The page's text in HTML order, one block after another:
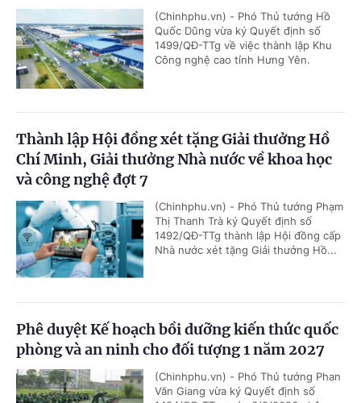
(Chinhphu.vn) - Phó Thủ tướng Hồ
Quốc Dũng vừa ký Quyết định số
1499/QĐ-TTg về việc thành lập Khu
Công nghệ cao tỉnh Hưng Yên.
Thành lập Hội đồng xét tặng Giải thưởng Hồ
Chí Minh, Giải thưởng Nhà nước về khoa học
và công nghệ đợt 7
(Chinhphu.vn) - Phó Thủ tướng Phạm
Thị Thanh Trà ký Quyết định số
1492/QĐ-TTg thành lập Hội đồng cấp
Nhà nước xét tặng Giải thưởng Hồ...
Phê duyệt Kế hoạch bồi dưỡng kiến thức quốc
phòng và an ninh cho đối tượng 1 năm 2027
(Chinhphu.vn) - Phó Thủ tướng Phan
Văn Giang vừa ký Quyết định số